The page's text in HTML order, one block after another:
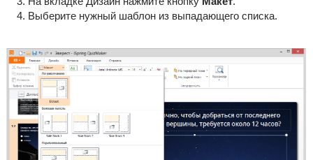
Выберите нужный шаблон из выпадающего списка.